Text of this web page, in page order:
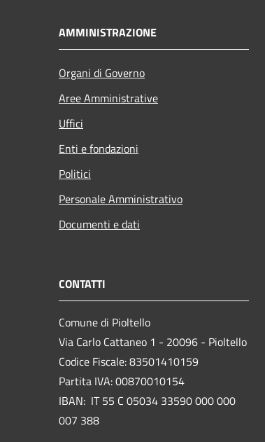
AMMINISTRAZIONE
Organi di Governo
Aree Amministrative
Uffici
Enti e fondazioni
Politici
Personale Amministrativo
Documenti e dati
CONTATTI
Comune di Pioltello
Via Carlo Cattaneo 1 - 20096 - Pioltello
Codice Fiscale: 83501410159
Partita IVA: 00870010154
IBAN: IT 55 C 05034 33590 000 000
007 388